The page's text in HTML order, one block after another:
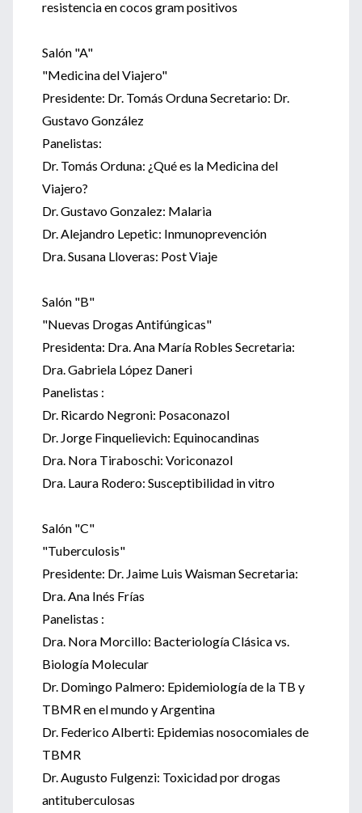
resistencia en cocos gram positivos
Salón "A"
"Medicina del Viajero"
Presidente: Dr. Tomás Orduna Secretario: Dr.
Gustavo González
Panelistas:
Dr. Tomás Orduna: ¿Qué es la Medicina del
Viajero?
Dr. Gustavo Gonzalez: Malaria
Dr. Alejandro Lepetic: Inmunoprevención
Dra. Susana Lloveras: Post Viaje
Salón "B"
"Nuevas Drogas Antifúngicas"
Presidenta: Dra. Ana María Robles Secretaria:
Dra. Gabriela López Daneri
Panelistas :
Dr. Ricardo Negroni: Posaconazol
Dr. Jorge Finquelievich: Equinocandinas
Dra. Nora Tiraboschi: Voriconazol
Dra. Laura Rodero: Susceptibilidad in vitro
Salón "C"
"Tuberculosis"
Presidente: Dr. Jaime Luis Waisman Secretaria:
Dra. Ana Inés Frías
Panelistas :
Dra. Nora Morcillo: Bacteriología Clásica vs.
Biología Molecular
Dr. Domingo Palmero: Epidemiología de la TB y
TBMR en el mundo y Argentina
Dr. Federico Alberti: Epidemias nosocomiales de
TBMR
Dr. Augusto Fulgenzi: Toxicidad por drogas
antituberculosas